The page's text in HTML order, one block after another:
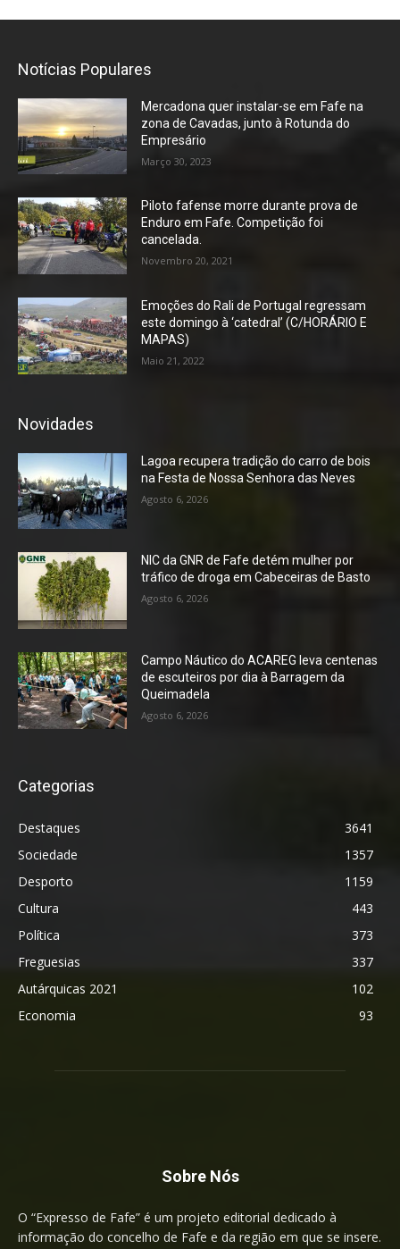
Notícias Populares
Mercadona quer instalar-se em Fafe na
zona de Cavadas, junto à Rotunda do
Empresário
Março 30, 2023
Piloto fafense morre durante prova de
Enduro em Fafe. Competição foi
cancelada.
Novembro 20, 2021
Emoções do Rali de Portugal regressam
este domingo à ‘catedral’ (C/HORÁRIO E
MAPAS)
Maio 21, 2022
Novidades
Lagoa recupera tradição do carro de bois
na Festa de Nossa Senhora das Neves
Agosto 6, 2026
NIC da GNR de Fafe detém mulher por
tráfico de droga em Cabeceiras de Basto
Agosto 6, 2026
Campo Náutico do ACAREG leva centenas
de escuteiros por dia à Barragem da
Queimadela
Agosto 6, 2026
Categorias
Destaques
3641
Sociedade
1357
Desporto
1159
Cultura
443
Política
373
Freguesias
337
Autárquicas 2021
102
Economia
93
Sobre Nós
O “Expresso de Fafe” é um projeto editorial dedicado à
informação do concelho de Fafe e da região em que se insere.